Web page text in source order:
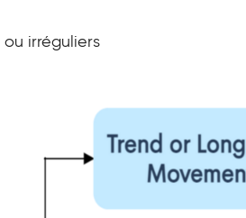
irréguliers